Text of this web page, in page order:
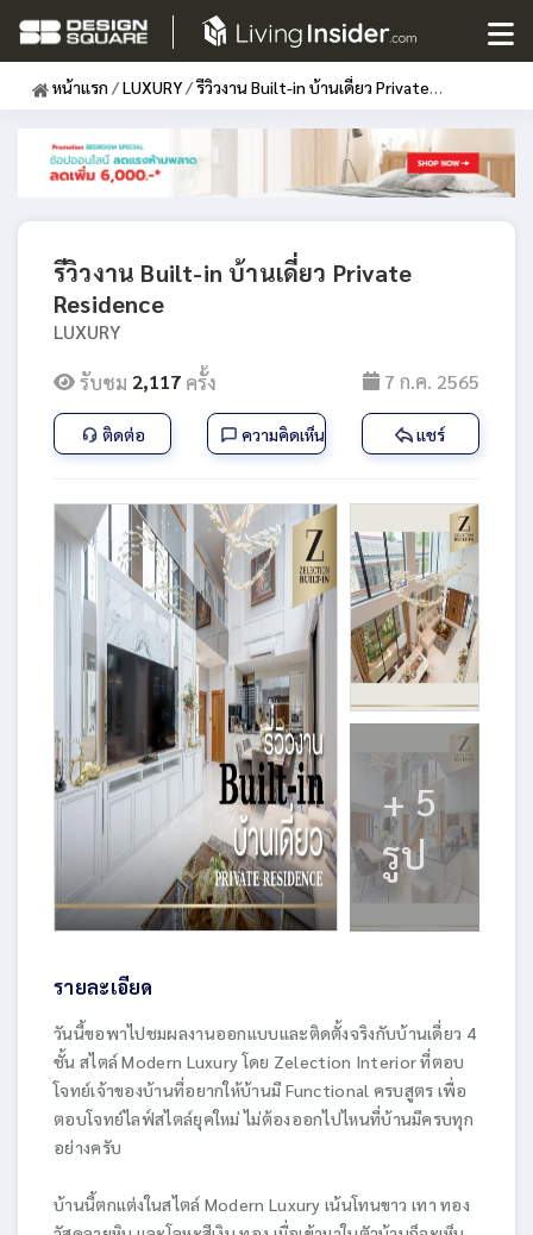
หน้าแรก /LUXURY/รีวิวงาน Built-in บ้านเดี่ยว Private
รีวิวงาน Built-in บ้านเดี่ยว Private
Residence
LUXURY
รับชม 2,117 ครั้ง 7 ก.ค. 2565
ติดต่อ ความคิดเห็น แชร์
+ 5
รูป
รายละเอียด
วันนี้ขอพาไปชมผลงานออกแบบและติดตั้งจริงกับบ้านเดี่ยว 4
ชั้น สไตล์ Modern Luxury โดย Zelection Interior ที่ตอบ
โจทย์เจ้าของบ้านที่อยากให้บ้านมี Functional ครบสูตร เพื่อ
ตอบโจทย์ไลฟ์สไตล์ยุคใหม่ ไม่ต้องออกไปไหนที่บ้านมีครบทุก
อย่างครับ
บ้านนี้ตกแต่งในสไตล์ Modern Luxury เน้นโทนขาว เทา ทอง